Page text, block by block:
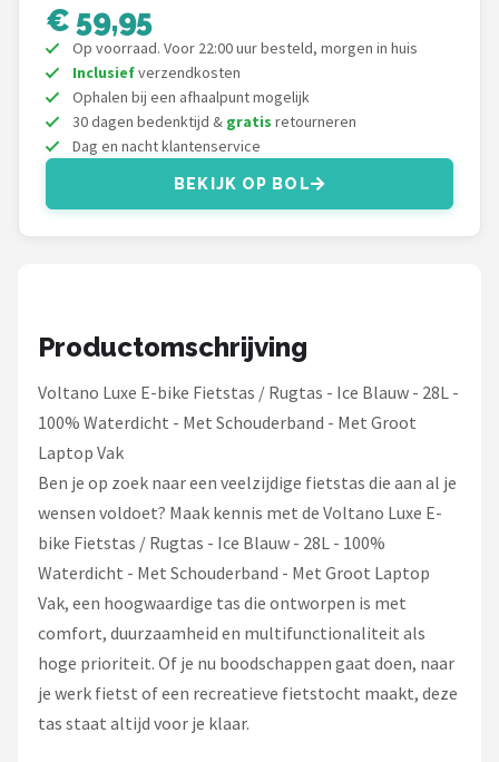
BBB Cycling
Schwalbe
Voltano
Shimano
€ 59,95
Op voorraad. Voor 22:00 uur besteld, morgen in huis
Inclusiefverzendkosten
Ophalen bij een afhaalpunt mogelijk
30 dagen bedenktijd & gratis retourneren
Dag en nacht klantenservice
BEKIJK OP BOL
Productomschrijving
Voltano Luxe E-bike Fietstas / Rugtas - Ice Blauw - 28L -
100% Waterdicht - Met Schouderband - Met Groot
Laptop Vak
Ben je op zoek naar een veelzijdige fietstas die aan al je
wensen voldoet? Maak kennis met de Voltano Luxe E-
bike Fietstas / Rugtas - Ice Blauw - 28L - 100%
Waterdicht - Met Schouderband - Met Groot Laptop
Vak, een hoogwaardige tas die ontworpen is met
comfort, duurzaamheid en multifunctionaliteit als
hoge prioriteit. Of je nu boodschappen gaat doen, naar
je werk fietst of een recreatieve fietstocht maakt, deze
tas staat altijd voor je klaar.